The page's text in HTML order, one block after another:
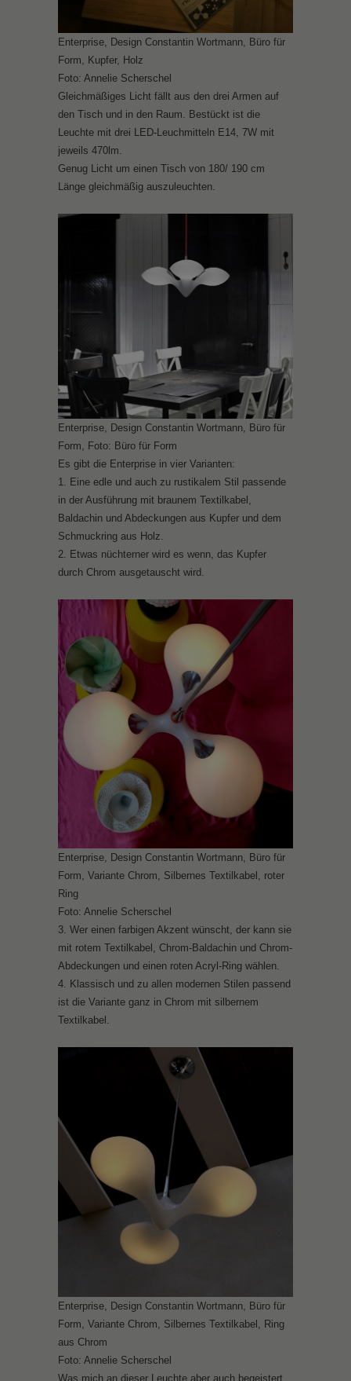
Enterprise, Design Constantin Wortmann, Büro für
Form, Kupfer, Holz
Foto: Annelie Scherschel
Gleichmäßiges Licht fällt aus den drei Armen auf
den Tisch und in den Raum. Bestückt ist die
Leuchte mit drei LED-Leuchmitteln E14, 7W mit
jeweils 470lm.
Genug Licht um einen Tisch von 180/ 190 cm
Länge gleichmäßig auszuleuchten.
Enterprise, Design Constantin Wortmann, Büro für
Form, Foto: Büro für Form
Es gibt die Enterprise in vier Varianten:
1. Eine edle und auch zu rustikalem Stil passende
in der Ausführung mit braunem Textilkabel,
Baldachin und Abdeckungen aus Kupfer und dem
Schmuckring aus Holz.
2. Etwas nüchterner wird es wenn, das Kupfer
durch Chrom ausgetauscht wird.
Enterprise, Design Constantin Wortmann, Büro für
Form, Variante Chrom, Silbernes Textilkabel, roter
Ring
Foto: Annelie Scherschel
3. Wer einen farbigen Akzent wünscht, der kann sie
mit rotem Textilkabel, Chrom-Baldachin und Chrom-
Abdeckungen und einen roten Acryl-Ring wählen.
4. Klassisch und zu allen modernen Stilen passend
ist die Variante ganz in Chrom mit silbernem
Textilkabel.
Enterprise, Design Constantin Wortmann, Büro für
Form, Variante Chrom, Silbernes Textilkabel, Ring
aus Chrom
Foto: Annelie Scherschel
Was mich an dieser Leuchte aber auch begeistert,